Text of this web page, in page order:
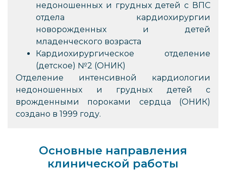
недоношенных и грудных детей с ВПС
отдела кардиохирургии
новорожденных и детей
младенческого возраста
Кардиохирургическое отделение
(детское) №2 (ОНИК)
Отделение интенсивной кардиологии
недоношенных и грудных детей с
врожденными пороками сердца (ОНИК)
создано в 1999 году.
Основные направления
клинической работы